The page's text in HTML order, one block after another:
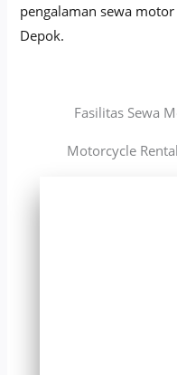
pengalaman sewa
Depok.
Fasilitas Sewa
Motorcycle